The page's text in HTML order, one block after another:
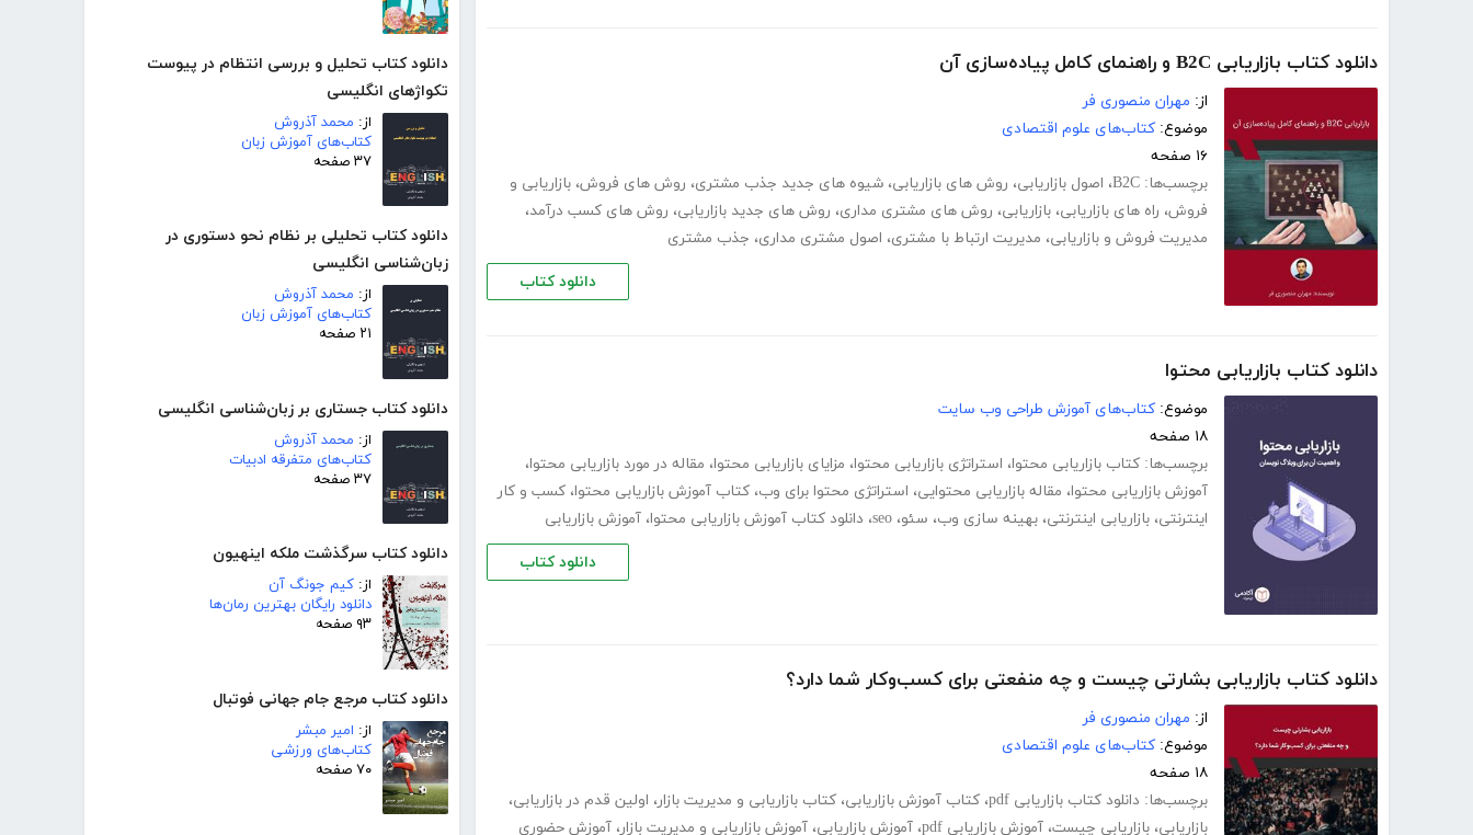
دانلود کتاب تحلیل و بررسی انتظام در پیوست
تکواژهای انگلیسی
از: محمد آذروش
کتاب‌های آموزش زبان
۳۷ صفحه
دانلود کتاب تحلیلی بر نظام نحو دستوری در
زبان‌شناسی انگلیسی
از: محمد آذروش
کتاب‌های آموزش زبان
۲۱ صفحه
دانلود کتاب جستاری بر زبان‌شناسی انگلیسی
از: محمد آذروش
کتاب‌های متفرقه ادبیات
۳۷ صفحه
دانلود کتاب سرگذشت ملکه اینهیون
از: کیم جونگ آن
دانلود رایگان بهترین رمان‌ها
۹۳ صفحه
دانلود کتاب مرجع جام جهانی فوتبال
از: امیر مبشر
کتاب‌های ورزشی
۷۰ صفحه
دانلود کتاب بازاریابی B2C و راهنمای کامل پیاده‌سازی آن
از: مهران منصوری فر
موضوع: کتاب‌های علوم اقتصادی
۱۶ صفحه
برچسب‌ها: B2C، اصول بازاریابی، روش های بازاریابی، شیوه های جدید جذب مشتری، روش های فروش، بازاریابی و
فروش، راه های بازاریابی، بازاریابی، روش های مشتری مداری، روش های جدید بازاریابی، روش های کسب درآمد،
مدیریت فروش و بازاریابی، مدیریت ارتباط با مشتری، اصول مشتری مداری، جذب مشتری
دانلود کتاب
دانلود کتاب بازاریابی محتوا
موضوع: کتاب‌های آموزش طراحی وب سایت
۱۸ صفحه
برچسب‌ها: کتاب بازاریابی محتوا، استراتژی بازاریابی محتوا، مزایای بازاریابی محتوا، مقاله در مورد بازاریابی محتوا،
آموزش بازاریابی محتوا، مقاله بازاریابی محتوایی، استراتژی محتوا برای وب، کتاب آموزش بازاریابی محتوا، کسب و کار
اینترنتی، بازاریابی اینترنتی، بهینه سازی وب، سئو، seo، دانلود کتاب آموزش بازاریابی محتوا، آموزش بازاریابی
دانلود کتاب
دانلود کتاب بازاریابی بشارتی چیست و چه منفعتی برای کسب‌و‌کار شما دارد؟
از: مهران منصوری فر
موضوع: کتاب‌های علوم اقتصادی
۱۸ صفحه
برچسب‌ها: دانلود کتاب بازاریابی pdf ، کتاب آموزش بازاریابی، کتاب بازاریابی و مدیریت بازار، اولین قدم در بازاریابی،
بازاریابی، بازاریابی چیست، آموزش بازاریابی pdf ، آموزش بازاریابی، آموزش بازاریابی و مدیریت بازار، آموزش حضوری